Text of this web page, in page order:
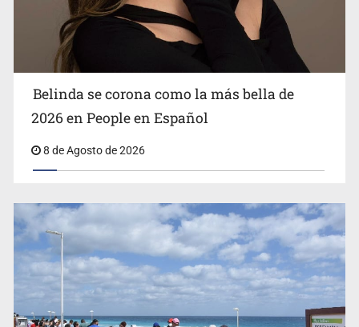
Ciclosporiasis no representa un riesgo epidemiológico
masivo
EU reanudará este sábado inspecciones de aguacate en
Michoacán
Belinda se corona como la más bella de
2026 en People en Español
8 de Agosto de 2026